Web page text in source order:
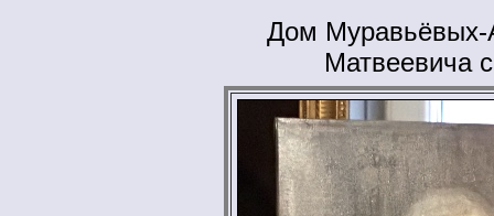
Дом Муравьёвых-
Матвеевича